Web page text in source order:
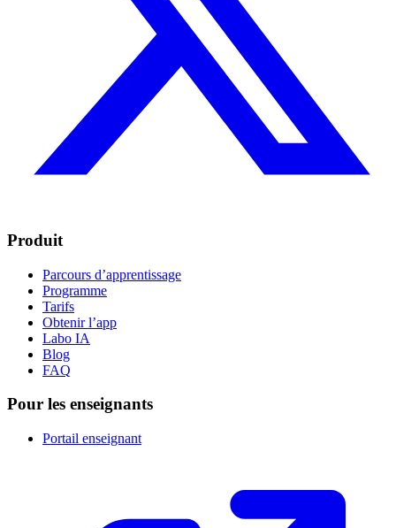
Produit
Parcours d’apprentissage
Programme
Tarifs
Obtenir l’app
Labo IA
Blog
FAQ
Pour les enseignants
Portail enseignant